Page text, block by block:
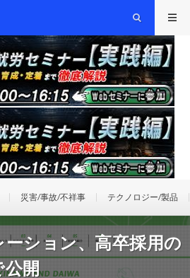
災害/事故/不祥事 テクノロジー/製品
ション、高卒採用の
公開